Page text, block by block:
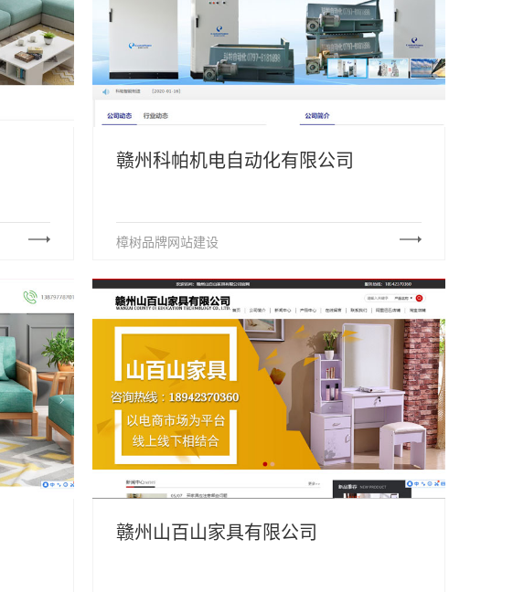
赣州科帕机电自动化有限公司
樟树品牌网站建设
赣州山百山家具有限公司